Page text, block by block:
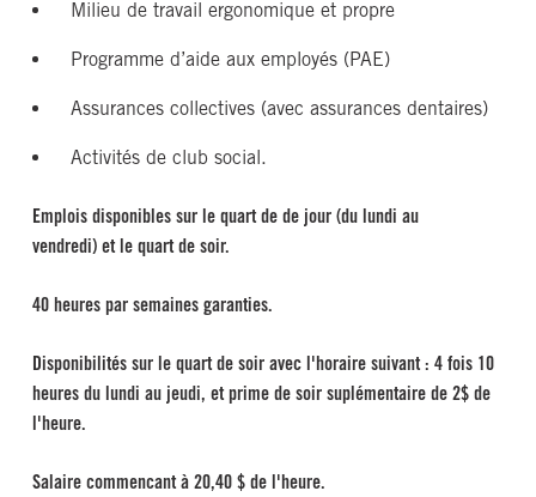
Milieu de travail ergonomique et propre
Programme d’aide aux employés (PAE)
Assurances collectives (avec assurances dentaires)
Activités de club social.
Emplois disponibles sur le quart de de jour (du lundi au
vendredi) et le quart de soir.
40 heures par semaines garanties.
Disponibilités sur le quart de soir avec l'horaire suivant : 4 fois 10
heures du lundi au jeudi, et prime de soir suplémentaire de 2$ de
l'heure.
Salaire commencant à 20,40 $ de l'heure.